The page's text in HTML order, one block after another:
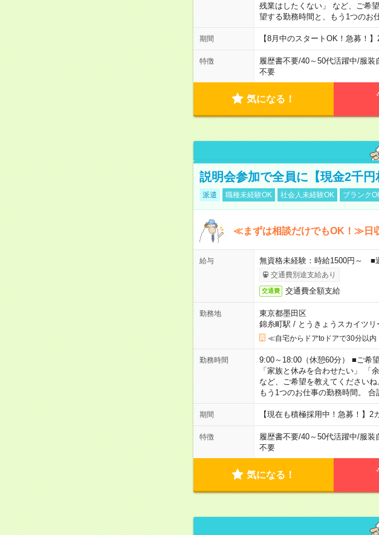
残業はしたくない」 など、ご希
望する勤務時間と、もう1つのお
期間 【8月中のスタートOK！急募！
特徴 履歴書不要/40～50代活躍中/服装
不要
気になる！
説明会参加で全員に【現金2千
派遣 職種未経験OK 社会人未経験OK ブランク
≪まずは相談だけでもOK！≫日
給与 無資格未経験：時給1500円～
交通費別途支給あり
交通費 交通費全額支給
勤務地
東京都墨田区
錦糸町駅 / とうきょうスカイツリ
≪自宅からドアtoドアで30分以内
勤務時間
9:00～18:00（休憩60分） ■ご希
「家族と休みを合わせたい」 「
など、ご希望を教えてください
もう1つのお仕事の勤務時間。 合
期間 【現在も積極採用中！急募！】
特徴 履歴書不要/40～50代活躍中/服装
不要
気になる！